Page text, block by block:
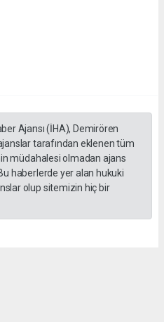
Ajansı (İHA), Demirören
tarafından eklenen tüm
müdahalesi olmadan ajans
haberlerde yer alan hukuki
olup sitemizin hiç bir